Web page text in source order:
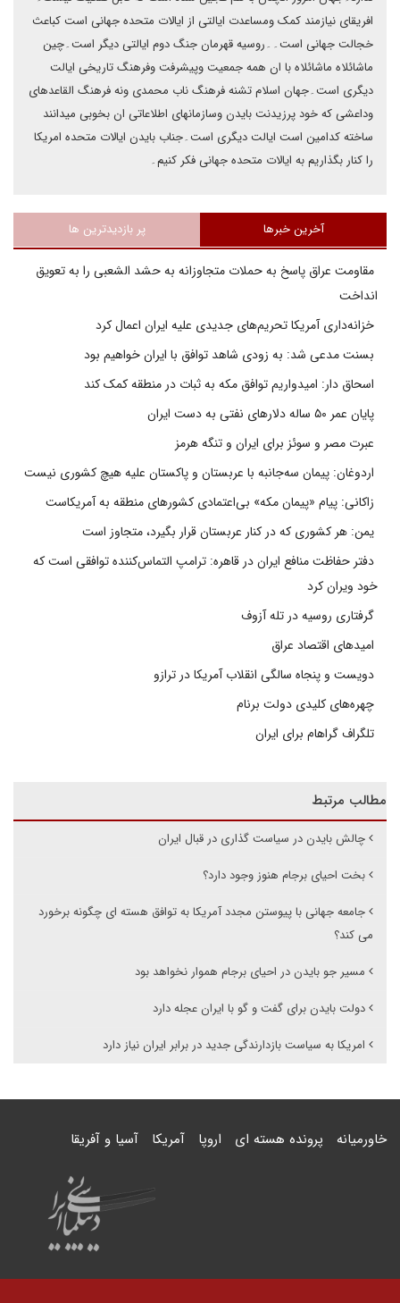
افریقای نیازمند کمک ومساعدت ایالتی از ایالات متحده جهانی است کباعث
خجالت جهانی است۔۔روسیه قهرمان جنگ دوم ایالتی دیگر است۔چین
ماشائلاه ماشائلاه با ان همه جمعیت وپیشرفت وفرهنگ تاریخی ایالت
دیگری است۔جهان اسلام تشنه فرهنگ ناب محمدی ونه فرهنگ القاعدهای
وداعشی که خود پرزیدنت بایدن وسازمانهای اطلاعاتی ان بخوبی میدانند
ساخته کدامین است ایالت دیگری است۔جناب بایدن ایالات متحده امریکا
را کنار بگذاریم به ایالات متحده جهانی فکر کنیم۔
آخرین خبرها پر بازدیدترین ها
مقاومت عراق پاسخ به حملات متجاوزانه به حشد الشعبی را به تعویق
انداخت
خزانه‌داری آمریکا تحریم‌های جدیدی علیه ایران اعمال کرد
بسنت مدعی شد: به زودی شاهد توافق با ایران خواهیم بود
اسحاق دار: امیدواریم توافق مکه به ثبات در منطقه کمک کند
پایان عمر ۵۰ ساله دلارهای نفتی به دست ایران
عبرت مصر و سوئز برای ایران و تنگه هرمز
اردوغان: پیمان سه‌جانبه با عربستان و پاکستان علیه هیچ کشوری نیست
زاکانی: پیام «پیمان مکه» بی‌اعتمادی کشورهای منطقه به آمریکاست
یمن: هر کشوری که در کنار عربستان قرار بگیرد، متجاوز است
دفتر حفاظت منافع ایران در قاهره: ترامپ التماس‌کننده توافقی است که
خود ویران کرد
گرفتاری روسیه در تله آزوف
امیدهای اقتصاد عراق
دویست و پنجاه سالگی انقلاب آمریکا در ترازو
چهره‌های کلیدی دولت برنام
تلگراف گراهام برای ایران
مطالب مرتبط
چالش بایدن در سیاست گذاری در قبال ایران
بخت احیای برجام هنوز وجود دارد؟
جامعه جهانی با پیوستن مجدد آمریکا به توافق هسته ای چگونه برخورد
می کند؟
مسیر جو بایدن در احیای برجام هموار نخواهد بود
دولت بایدن برای گفت و گو با ایران عجله دارد
امریکا به سیاست بازدارندگی جدید در برابر ایران نیاز دارد
خاورمیانه پرونده هسته ای اروپا آمریکا آسیا و آفریقا